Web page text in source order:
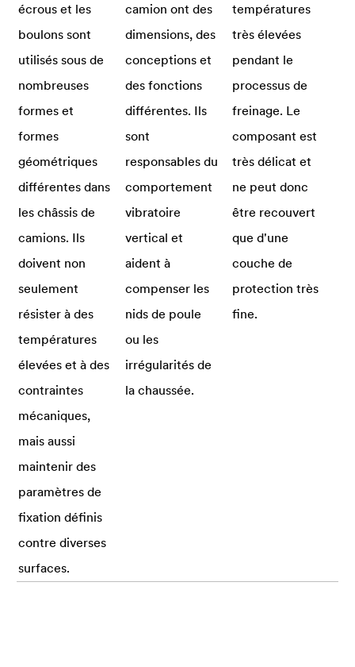
écrous et les
boulons sont
utilisés sous de
nombreuses
formes et
formes
géométriques
différentes dans
les châssis de
camions. Ils
doivent non
seulement
résister à des
températures
élevées et à des
contraintes
mécaniques,
mais aussi
maintenir des
paramètres de
fixation définis
contre diverses
surfaces.
camion ont des
dimensions, des
conceptions et
des fonctions
différentes. Ils
sont
responsables du
comportement
vibratoire
vertical et
aident à
compenser les
nids de poule
ou les
irrégularités de
la chaussée.
températures
très élevées
pendant le
processus de
freinage. Le
composant est
très délicat et
ne peut donc
être recouvert
que d'une
couche de
protection très
fine.